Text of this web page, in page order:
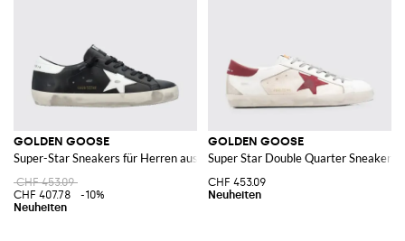
GOLDEN GOOSE
Super-Star Sneakers für Herren aus Kalbsleder im Used-Look
CHF 453.09
CHF 407.78
-10%
GOLDEN GOOSE
Super Star Double Quarter Sneakers
CHF 453.09